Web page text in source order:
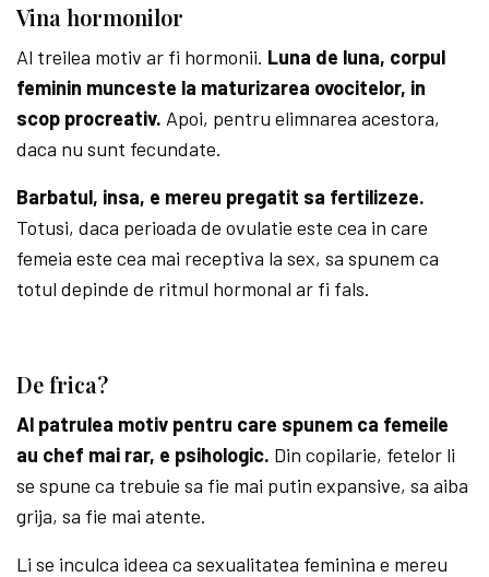
Vina hormonilor
Al treilea motiv ar fi hormonii. Luna de luna, corpul
feminin munceste la maturizarea ovocitelor, in
scop procreativ. Apoi, pentru elimnarea acestora,
daca nu sunt fecundate.
Barbatul, insa, e mereu pregatit sa fertilizeze.
Totusi, daca perioada de ovulatie este cea in care
femeia este cea mai receptiva la sex, sa spunem ca
totul depinde de ritmul hormonal ar fi fals.
De frica?
Al patrulea motiv pentru care spunem ca femeile
au chef mai rar, e psihologic. Din copilarie, fetelor li
se spune ca trebuie sa fie mai putin expansive, sa aiba
grija, sa fie mai atente.
Li se inculca ideea ca sexualitatea feminina e mereu